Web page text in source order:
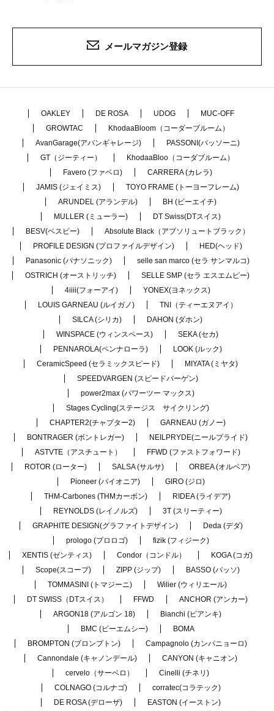
メールマガジン登録
OAKLEY DE ROSA UDOG
MUC-OFF
GROWTAC
KhodaaBloom（コーダーブルーム）
AvanGarage(アバンギャレージ)
PASSONI(パッソーニ)
GT（ジーティー）
KhodaaBloo（コーダブルーム）
Favero (ファベロ)
CARRERA (カレラ)
JAMIS (ジェイミス)
TOYO FRAME (トーヨーフレーム)
ARUNDEL (アランデル)
BH (ビーエイチ)
MULLER (ミューラー)
DT Swiss(DTスイス)
BESV(ベスビー)
Absolute Black（アブソリュートブラック）
PROFILE DESIGN (プロファイルデザイン)
HED(ヘッド)
Panasonic (パナソニック)
selle san marco (セラ サンマルコ)
OSTRICH (オーストリッチ)
SELLE SMP (セラ エスエムピー)
4iiii(フォーアイ)
YONEX(ヨネックス)
LOUIS GARNEAU (ルイガノ)
TNI（ティーエヌアイ）
SILCA (シリカ)
DAHON (ダホン)
WINSPACE (ウィンスペース)
SEKA (セカ)
PENNAROLA(ペンナローラ)
LOOK (ルック)
CeramicSpeed (セラミックスピード)
MIYATA (ミヤタ)
SPEEDVARGEN (スピードバーゲン)
power2max (パワーツー マックス)
Stages Cycling(ステージス サイクリング)
CHAPTER2(チャプター2)
GARNEAU (ガノー)
BONTRAGER (ボントレガー)
NEILPRYDE(ニールプライド)
ASTVTE（アスチュート）
FFWD (ファストフォワード)
ROTOR (ローター)
SALSA (サルサ)
ORBEA (オルベア)
Pioneer (パイオニア)
GIRO (ジロ)
THM-Carbones (THMカーボン)
RIDEA (ライデア)
REYNOLDS (レイノルズ)
3T (スリーティー)
GRAPHITE DESIGN(グラファイトデザイン)
Deda (デダ)
prologo (プロロゴ)
fizik (フィジーク)
XENTIS (ゼンティス)
Condor（コンドル）
KOGA (コガ)
Scope(スコープ)
ZIPP (ジップ)
BASSO (バッソ)
TOMMASINI (トマジーニ)
Wilier (ウィリエール)
DT SWISS（DTスイス）
FFWD
ANCHOR (アンカー)
ARGON18 (アルゴン 18)
Bianchi (ビアンキ)
BMC (ビーエムシー)
BOMA
BROMPTON (ブロンプトン)
Campagnolo (カンパニョーロ)
Cannondale (キャノンデール)
CANYON (キャニオン)
cervelo（サーベロ）
Cinelli (チネリ)
COLNAGO (コルナゴ)
corratec(コラテック)
DE ROSA (デローザ)
EASTON (イーストン)